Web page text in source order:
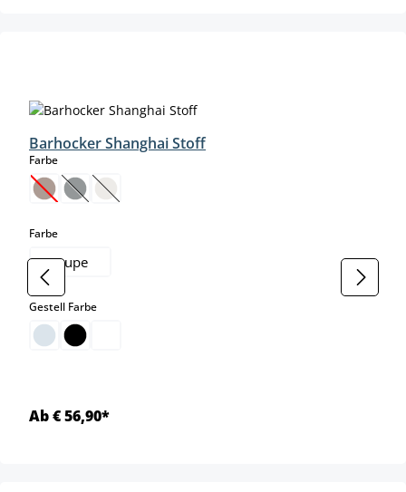
Barhocker Shanghai Stoff
Farbeauswählen
(Diese Option ist zurzeit nicht verfügbar.)
(Diese Option ist zurzeit nicht verfügbar.)
(Diese Option ist zurzeit nicht verfügbar.)
Farbeauswählen
taupe
Gestell Farbeauswählen
Ab € 56,90*